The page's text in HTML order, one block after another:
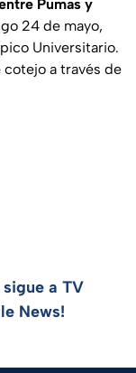
Pumas y
24 de mayo,
Universitario.
a través de
a TV
News!